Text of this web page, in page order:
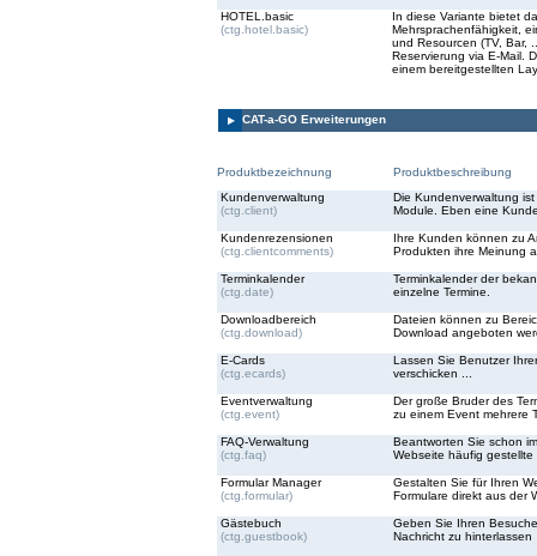
HOTEL.basic
(ctg.hotel.basic)
In diese Variante bietet
Mehrsprachenfähigkeit,
und Resourcen (TV, Bar,
Reservierung via E-Mail.
einem bereitgestellten
CAT-a-GO Erweiterungen
Produktbezeichnung
Produktbeschreibung
Kundenverwaltung
(ctg.client)
Die Kundenverwaltung
Module. Eben eine
Kundenrezensionen
(ctg.clientcomments)
Ihre Kunden können zu
Produkten ihre Meinung
Terminkalender
(ctg.date)
Terminkalender der
einzelne Termine.
Downloadbereich
(ctg.download)
Dateien können zu
Download angeboten
E-Cards
(ctg.ecards)
Lassen Sie Benutzer
verschicken ...
Eventverwaltung
(ctg.event)
Der große Bruder des
zu einem Event mehrere
FAQ-Verwaltung
(ctg.faq)
Beantworten Sie schon
Webseite häufig gestellte
Formular Manager
(ctg.formular)
Gestalten Sie für Ihren
Formulare direkt aus der
Gästebuch
(ctg.guestbook)
Geben Sie Ihren
Nachricht zu hinterlassen